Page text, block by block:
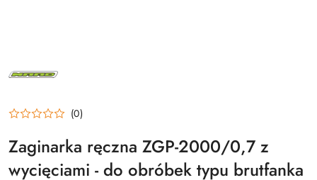
(0)
Zaginarka ręczna ZGP-2000/0,7 z
wycięciami - do obróbek typu brutfanka